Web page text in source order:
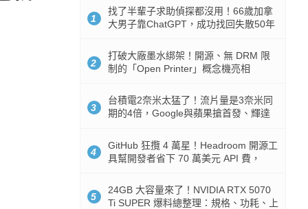
1
找了半輩子求助偵探都沒用！66歲加拿
大男子靠ChatGPT，成功找回失散50年
2
打破大廠墨水綁架！開源、無 DRM 限
制的「Open Printer」概念機亮相
3
台積電2奈米太猛了！流片量是3奈米同
期的4倍，Google與蘋果搶首發、輝達
4
GitHub 狂攬 4 萬星！Headroom 開源工
具幫開發者省下 70 萬美元 API 費，
5
24GB 大容量來了！NVIDIA RTX 5070
Ti SUPER 爆料總整理：規格、功耗、上